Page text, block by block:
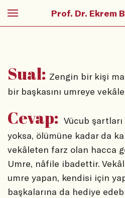
Prof. Dr. Ekrem
Sual: Zengin bir kişi
bir başkasını umreye
Cevap: Vücub
yoksa, ölümüne kadar da
vekâleten farz olan hacca
Umre, nâfile ibadettir.
umre yapan, kendisi için
başkalarına da hediye